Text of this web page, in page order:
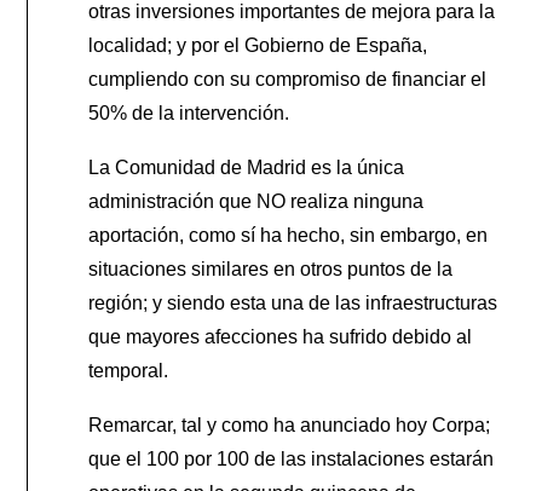
otras inversiones importantes de mejora para la
localidad; y por el Gobierno de España,
cumpliendo con su compromiso de financiar el
50% de la intervención.
La Comunidad de Madrid es la única
administración que NO realiza ninguna
aportación, como sí ha hecho, sin embargo, en
situaciones similares en otros puntos de la
región; y siendo esta una de las infraestructuras
que mayores afecciones ha sufrido debido al
temporal.
Remarcar, tal y como ha anunciado hoy Corpa;
que el 100 por 100 de las instalaciones estarán